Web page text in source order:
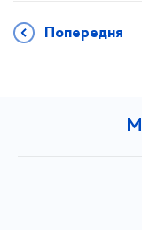
Попередня